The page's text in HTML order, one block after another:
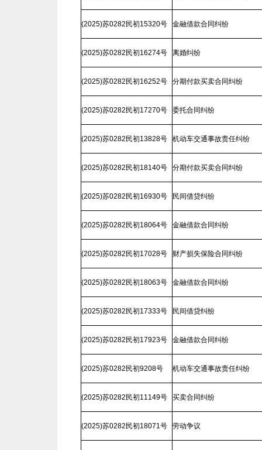
(2025)苏0282民初15320号 金融借款合同纠纷
(2025)苏0282民初16274号 离婚纠纷
(2025)苏0282民初16252号 分期付款买卖合同纠纷
(2025)苏0282民初17270号 委托合同纠纷
(2025)苏0282民初13828号 机动车交通事故责任纠纷
(2025)苏0282民初18140号 分期付款买卖合同纠纷
(2025)苏0282民初16930号 民间借贷纠纷
(2025)苏0282民初18064号 金融借款合同纠纷
(2025)苏0282民初17028号 财产损失保险合同纠纷
(2025)苏0282民初18063号 金融借款合同纠纷
(2025)苏0282民初17333号 民间借贷纠纷
(2025)苏0282民初17923号 金融借款合同纠纷
(2025)苏0282民初9208号 机动车交通事故责任纠纷
(2025)苏0282民初11149号 买卖合同纠纷
(2025)苏0282民初18071号 劳动争议